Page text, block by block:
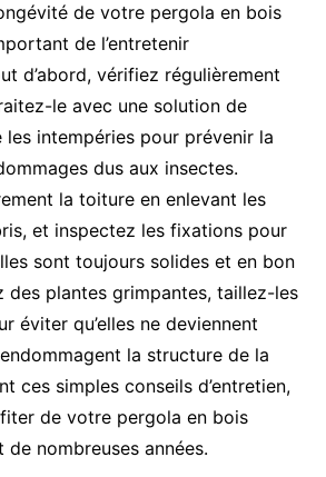
de votre pergola en bois
de l’entretenir
d’abord, vérifiez régulièrement
le avec une solution de
intempéries pour prévenir la
dus aux insectes.
la toiture en enlevant les
et inspectez les fixations pour
sont toujours solides et en bon
des plantes grimpantes, taillez-les
éviter qu’elles ne deviennent
la structure de la
ces simples conseils d’entretien,
de votre pergola en bois
nombreuses années.